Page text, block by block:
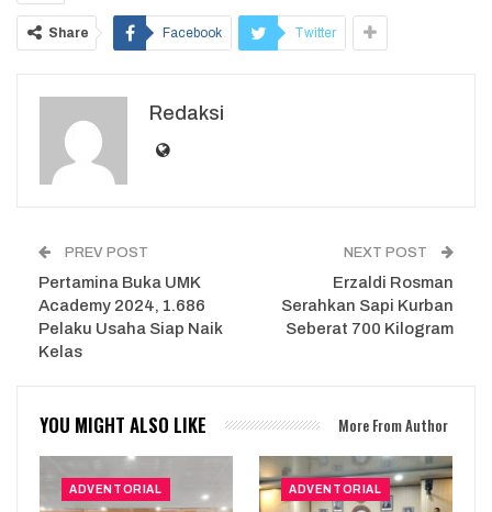
Share Facebook Twitter
Redaksi
PREV POST
Pertamina Buka UMK
Academy 2024, 1.686
Pelaku Usaha Siap Naik
Kelas
NEXT POST
Erzaldi Rosman
Serahkan Sapi Kurban
Seberat 700 Kilogram
YOU MIGHT ALSO LIKE More From Author
ADVENTORIAL ADVENTORIAL